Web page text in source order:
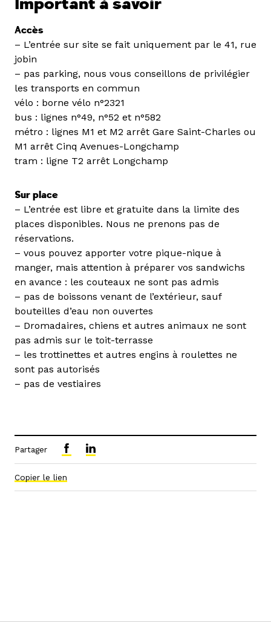
Accès
– L’entrée sur site se fait uniquement par le 41, rue
jobin
– pas parking, nous vous conseillons de privilégier
les transports en commun
vélo : borne vélo n°2321
bus : lignes n°49, n°52 et n°582
métro : lignes M1 et M2 arrêt Gare Saint-Charles ou
M1 arrêt Cinq Avenues-Longchamp
tram : ligne T2 arrêt Longchamp
Sur place
– L’entrée est libre et gratuite dans la limite des
places disponibles. Nous ne prenons pas de
réservations.
– vous pouvez apporter votre pique-nique à
manger, mais attention à préparer vos sandwichs
en avance : les couteaux ne sont pas admis
– pas de boissons venant de l’extérieur, sauf
bouteilles d’eau non ouvertes
– Dromadaires, chiens et autres animaux ne sont
pas admis sur le toit-terrasse
– les trottinettes et autres engins à roulettes ne
sont pas autorisés
– pas de vestiaires
Partager
Copier le lien